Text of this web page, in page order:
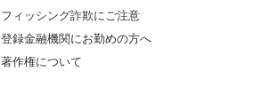
フィッシング詐欺にご注意
登録金融機関にお勤めの方へ
著作権について